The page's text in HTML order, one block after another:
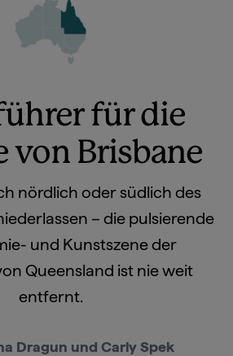
für die
von Brisbane
nördlich oder südlich des
– die pulsierende
und Kunstszene der
Queensland ist nie weit
entfernt.
Dragun und Carly Spek